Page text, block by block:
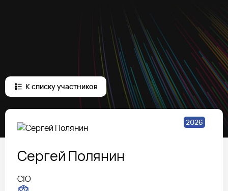
К списку участников
2026
Сергей Полянин
CIO